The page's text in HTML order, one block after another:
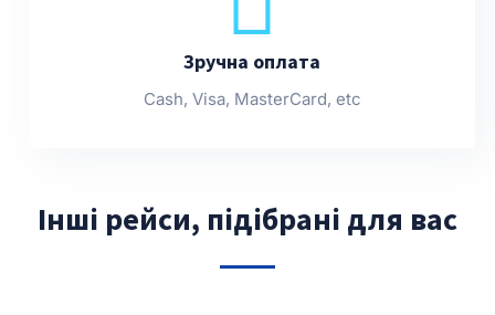
Зручна оплата
Cash, Visa, MasterCard, etc
Інші рейси, підібрані для вас